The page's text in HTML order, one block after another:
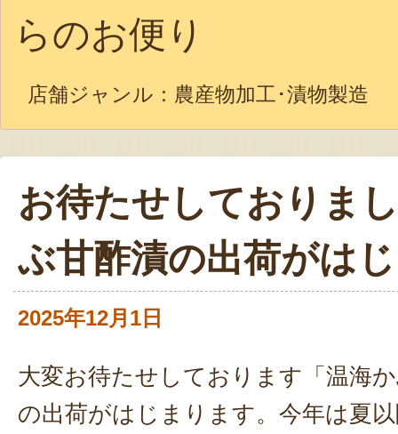
らのお便り
店舗ジャンル： 農産物加工･漬物製造
お待たせしておりま
ぶ甘酢漬の出荷がは
2025年12月1日
大変お待たせしております「温海
の出荷がはじまります。今年は夏